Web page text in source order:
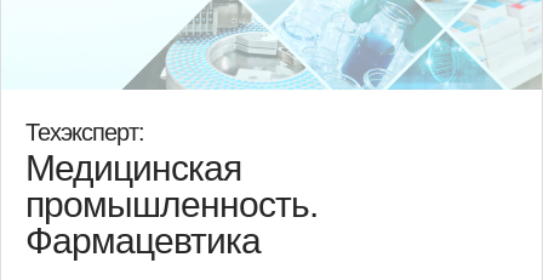
Техэксперт:
Медицинская
промышленность.
Фармацевтика